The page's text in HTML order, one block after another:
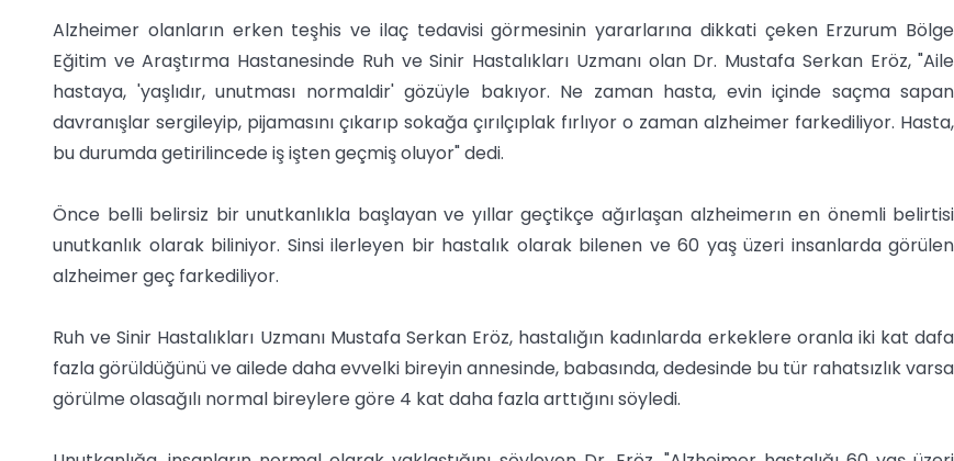
Alzheimer olanların erken teşhis ve ilaç tedavisi görmesinin yararlarına dikkati çeken Erzurum Bölge
Eğitim ve Araştırma Hastanesinde Ruh ve Sinir Hastalıkları Uzmanı olan Dr. Mustafa Serkan Eröz, "Aile
hastaya, 'yaşlıdır, unutması normaldir' gözüyle bakıyor. Ne zaman hasta, evin içinde saçma sapan
davranışlar sergileyip, pijamasını çıkarıp sokağa çırılçıplak fırlıyor o zaman alzheimer farkediliyor. Hasta,
bu durumda getirilincede iş işten geçmiş oluyor" dedi.
Önce belli belirsiz bir unutkanlıkla başlayan ve yıllar geçtikçe ağırlaşan alzheimerın en önemli belirtisi
unutkanlık olarak biliniyor. Sinsi ilerleyen bir hastalık olarak bilenen ve 60 yaş üzeri insanlarda görülen
alzheimer geç farkediliyor.
Ruh ve Sinir Hastalıkları Uzmanı Mustafa Serkan Eröz, hastalığın kadınlarda erkeklere oranla iki kat dafa
fazla görüldüğünü ve ailede daha evvelki bireyin annesinde, babasında, dedesinde bu tür rahatsızlık varsa
görülme olasağılı normal bireylere göre 4 kat daha fazla arttığını söyledi.